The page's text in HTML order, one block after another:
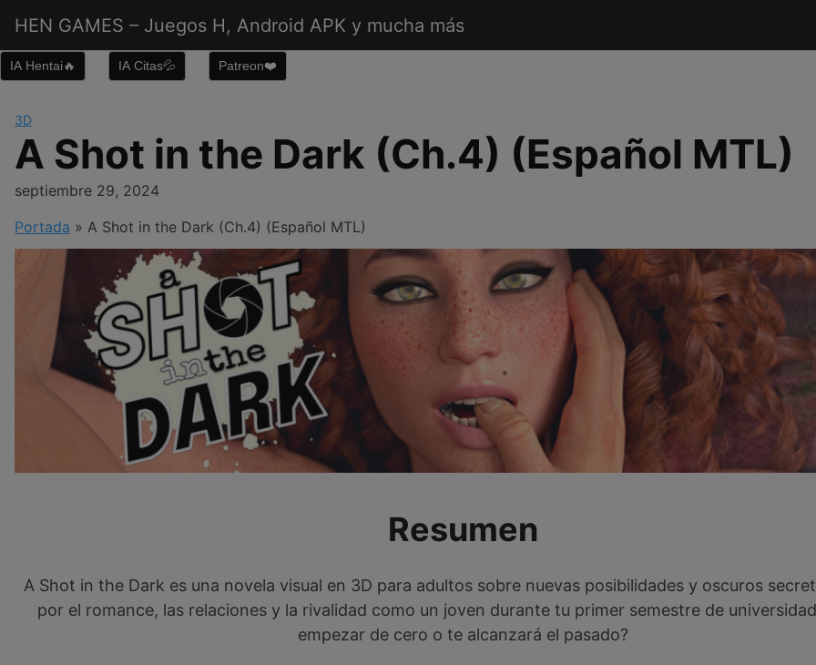
contenido
HEN GAMES – Juegos H, Android APK y mucha más
IA Hentai🔥 IA Citas💦 Patreon❤️
3D
A Shot in the Dark (Ch.4) (Español MTL)
septiembre 29, 2024
Portada » A Shot in the Dark (Ch.4) (Español MTL)
Resumen
A Shot in the Dark es una novela visual en 3D para adultos sobre nuevas posibilidades y oscuros
por el romance, las relaciones y la rivalidad como un joven durante tu primer semestre de
empezar de cero o te alcanzará el pasado?